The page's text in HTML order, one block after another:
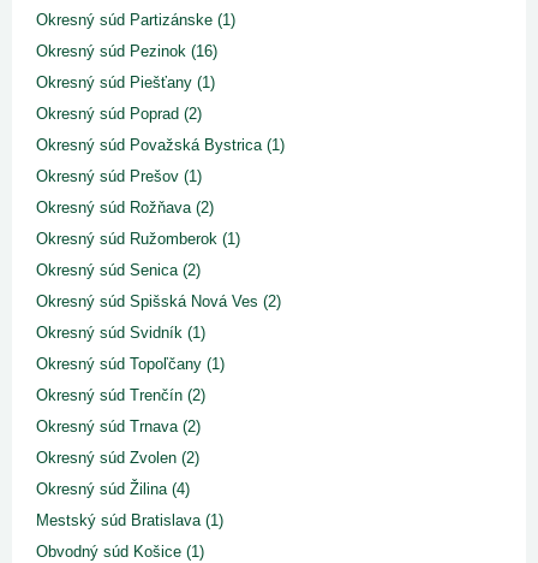
Okresný súd Partizánske (1)
Okresný súd Pezinok (16)
Okresný súd Piešťany (1)
Okresný súd Poprad (2)
Okresný súd Považská Bystrica (1)
Okresný súd Prešov (1)
Okresný súd Rožňava (2)
Okresný súd Ružomberok (1)
Okresný súd Senica (2)
Okresný súd Spišská Nová Ves (2)
Okresný súd Svidník (1)
Okresný súd Topoľčany (1)
Okresný súd Trenčín (2)
Okresný súd Trnava (2)
Okresný súd Zvolen (2)
Okresný súd Žilina (4)
Mestský súd Bratislava (1)
Obvodný súd Košice (1)